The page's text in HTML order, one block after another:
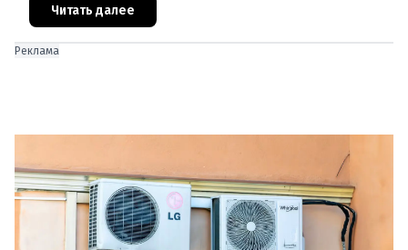
международных организаций, которые
Читать далее
Реклама